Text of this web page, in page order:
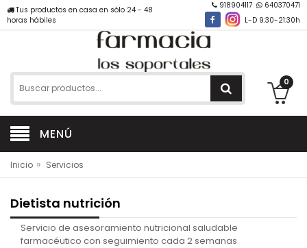
Tus productos en casa en sólo 24 - 48
horas hábiles
918904117
640370471
L-D 9:30-21:30h
0
MENÚ
Inicio » Servicios
Dietista nutrición
Servicio de asesoramiento nutricional saludable
farmacéutico con seguimiento cada 2 semanas